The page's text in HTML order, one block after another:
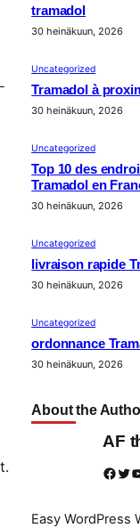
tramadol
30 heinäkuun, 2026
Uncategorized
Tramadol à
30 heinäkuun, 2026
Uncategorized
Top 10 des
Tramadol en
30 heinäkuun, 2026
Uncategorized
livraison rapide
30 heinäkuun, 2026
Uncategorized
ordonnance
30 heinäkuun, 2026
About the
AF
Facebook Twitter YouTube
Easy WordPress